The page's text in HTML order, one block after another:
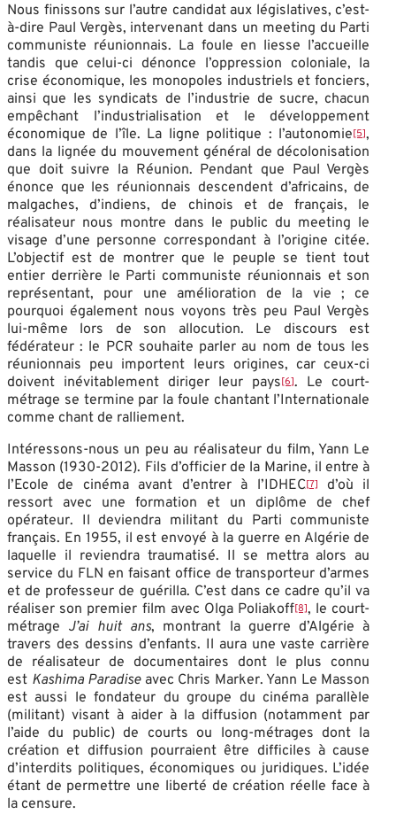
Nous finissons sur l’autre candidat aux législatives, c’est-
à-dire Paul Vergès, intervenant dans un meeting du Parti
communiste réunionnais. La foule en liesse l’accueille
tandis que celui-ci dénonce l’oppression coloniale, la
crise économique, les monopoles industriels et fonciers,
ainsi que les syndicats de l’industrie de sucre, chacun
empêchant l’industrialisation et le développement
économique de l’île. La ligne politique : l’autonomie [5],
dans la lignée du mouvement général de décolonisation
que doit suivre la Réunion. Pendant que Paul Vergès
énonce que les réunionnais descendent d’africains, de
malgaches, d’indiens, de chinois et de français, le
réalisateur nous montre dans le public du meeting le
visage d’une personne correspondant à l’origine citée.
L’objectif est de montrer que le peuple se tient tout
entier derrière le Parti communiste réunionnais et son
représentant, pour une amélioration de la vie ; ce
pourquoi également nous voyons très peu Paul Vergès
lui-même lors de son allocution. Le discours est
fédérateur : le PCR souhaite parler au nom de tous les
réunionnais peu importent leurs origines, car ceux-ci
doivent inévitablement diriger leur pays [6]. Le court-
métrage se termine par la foule chantant l’Internationale
comme chant de ralliement.
Intéressons-nous un peu au réalisateur du film, Yann Le
Masson (1930-2012). Fils d’officier de la Marine, il entre à
l’Ecole de cinéma avant d’entrer à l’IDHEC[7]
d’où il
ressort avec une formation et un diplôme de chef
opérateur. Il deviendra militant du Parti communiste
français. En 1955, il est envoyé à la guerre en Algérie de
laquelle il reviendra traumatisé. Il se mettra alors au
service du FLN en faisant office de transporteur d’armes
et de professeur de guérilla. C’est dans ce cadre qu’il va
réaliser son premier film avec Olga Poliakoff[8], le court-
métrage J’ai huit ans, montrant la guerre d’Algérie à
travers des dessins d’enfants. Il aura une vaste carrière
de réalisateur de documentaires dont le plus connu
est Kashima Paradiseavec Chris Marker. Yann Le Masson
est aussi le fondateur du groupe du cinéma parallèle
(militant) visant à aider à la diffusion (notamment par
l’aide du public) de courts ou long-métrages dont la
création et diffusion pourraient être difficiles à cause
d’interdits politiques, économiques ou juridiques. L’idée
étant de permettre une liberté de création réelle face à
la censure.